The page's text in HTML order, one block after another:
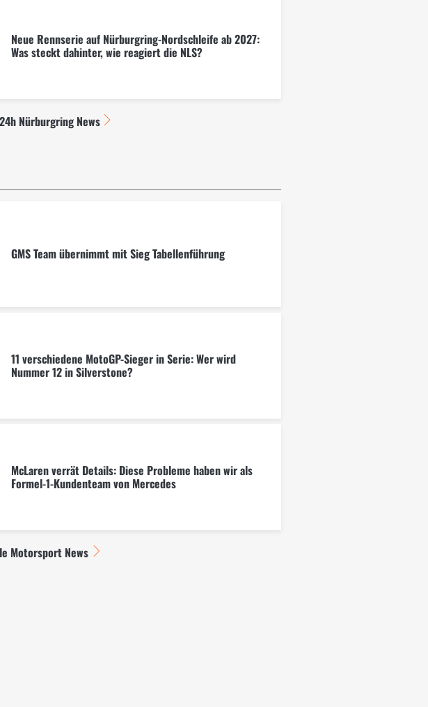
Neue Rennserie auf Nürburgring-Nordschleife ab 2027:
Was steckt dahinter, wie reagiert die NLS?
Nürburgring News
GMS Team übernimmt mit Sieg Tabellenführung
11 verschiedene MotoGP-Sieger in Serie: Wer wird
Nummer 12 in Silverstone?
McLaren verrät Details: Diese Probleme haben wir als
Formel-1-Kundenteam von Mercedes
Motorsport News